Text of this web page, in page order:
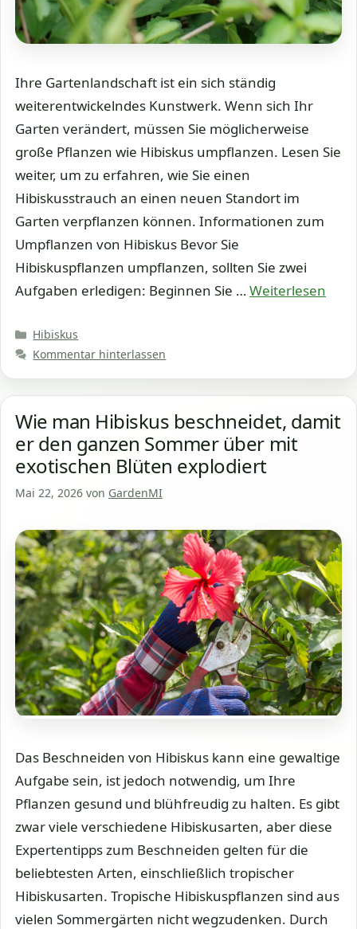
Ihre Gartenlandschaft ist ein sich ständig
weiterentwickelndes Kunstwerk. Wenn sich Ihr
Garten verändert, müssen Sie möglicherweise
große Pflanzen wie Hibiskus umpflanzen. Lesen Sie
weiter, um zu erfahren, wie Sie einen
Hibiskusstrauch an einen neuen Standort im
Garten verpflanzen können. Informationen zum
Umpflanzen von Hibiskus Bevor Sie
Hibiskuspflanzen umpflanzen, sollten Sie zwei
Aufgaben erledigen: Beginnen Sie …Weiterlesen
Kategorien
Hibiskus
Kommentar hinterlassen
Wie man Hibiskus beschneidet, damit
er den ganzen Sommer über mit
exotischen Blüten explodiert
Mai 22, 2026 von GardenMI
Das Beschneiden von Hibiskus kann eine gewaltige
Aufgabe sein, ist jedoch notwendig, um Ihre
Pflanzen gesund und blühfreudig zu halten. Es gibt
zwar viele verschiedene Hibiskusarten, aber diese
Expertentipps zum Beschneiden gelten für die
beliebtesten Arten, einschließlich tropischer
Hibiskusarten. Tropische Hibiskuspflanzen sind aus
vielen Sommergärten nicht wegzudenken. Durch